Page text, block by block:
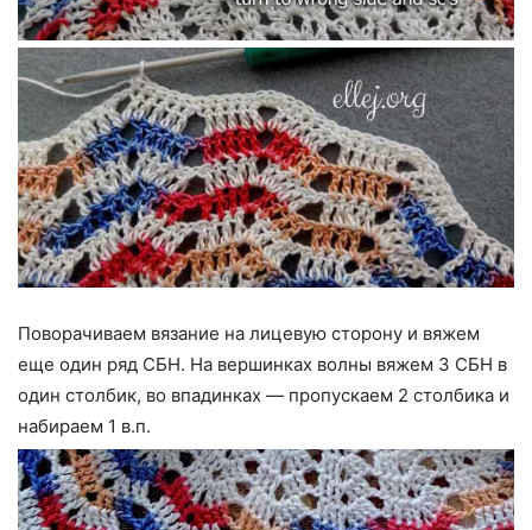
Поворачиваем вязание на лицевую сторону и вяжем
еще один ряд СБН. На вершинках волны вяжем 3 СБН в
один столбик, во впадинках — пропускаем 2 столбика и
набираем 1 в.п.